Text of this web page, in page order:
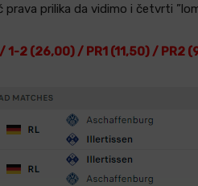
prava prilika da vidimo i četvrti
1-2 (26,00) / PR1 (11,50) / PR2